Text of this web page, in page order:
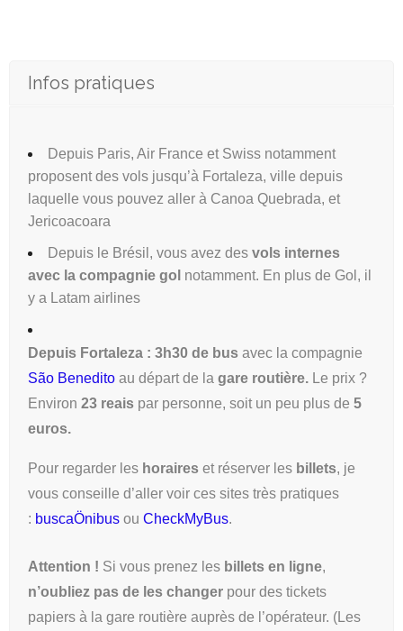
Infos pratiques
Depuis Paris, Air France et Swiss notamment
proposent des vols jusqu’à Fortaleza, ville depuis
laquelle vous pouvez aller à Canoa Quebrada, et
Jericoacoara
Depuis le Brésil, vous avez des vols internes
avec la compagnie gol notamment. En plus de Gol, il
y a Latam airlines
Depuis Fortaleza : 3h30 de bus avec la compagnie
São Benedito au départ de la gare routière. Le prix ?
Environ 23 reais par personne, soit un peu plus de 5
euros.
Pour regarder les horaires et réserver les billets, je
vous conseille d’aller voir ces sites très pratiques
: buscaÖnibus ou CheckMyBus.
Attention ! Si vous prenez les billets en ligne,
n’oubliez pas de les changer pour des tickets
papiers à la gare routière auprès de l’opérateur. (Les